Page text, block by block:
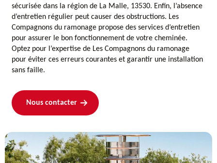
sécurisée dans la région de La Malle, 13530. Enfin, l’absence
d’entretien régulier peut causer des obstructions. Les
Compagnons du ramonage propose des services d’entretien
pour assurer le bon fonctionnement de votre cheminée.
Optez pour l’expertise de Les Compagnons du ramonage
pour éviter ces erreurs courantes et garantir une installation
sans faille.
Nous contacter